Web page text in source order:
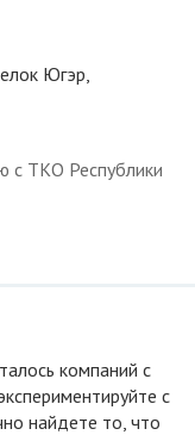
Югэр,
с ТКО Республики
компаний с
с
найдете то, что